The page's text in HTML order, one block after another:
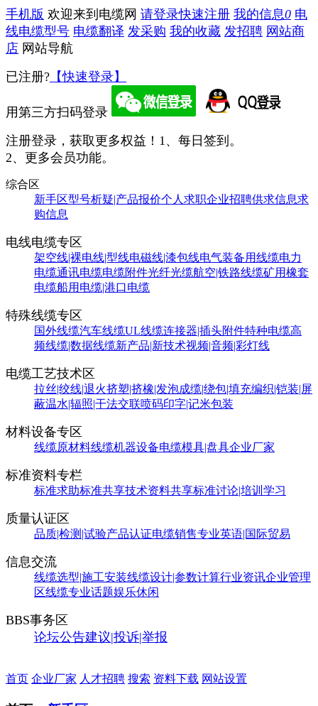
手机版 欢迎来到电缆网 请登录快速注册 我的信息0 电
线电缆型号 电缆翻译 发采购 我的收藏 发招聘 网站商
店 网站导航
已注册? 【快速登录】
用第三方扫码登录
注册登录，获取更多权益！ 1、每日签到。
2、更多会员功能。
综合区
新手区型号析疑|产品报价个人求职企业招聘供求信息求
购信息
电线电缆专区
架空线|裸电线|型线电磁线|漆包线电气装备用线缆电力
电缆通讯电缆电缆附件光纤光缆航空|铁路线缆矿用橡套
电缆船用电缆|港口电缆
特殊线缆专区
国外线缆汽车线缆UL线缆连接器|插头附件特种电缆高
频线缆|数据线缆新产品|新技术视频|音频|彩灯线
电缆工艺技术区
拉丝|绞线|退火挤塑|挤橡|发泡成缆|绕包|填充编织|铠装|屏
蔽温水|辐照|干法交联喷码印字|记米包装
材料设备专区
线缆原材料线缆机器设备电缆模具|盘具企业厂家
标准资料专栏
标准求助标准共享技术资料共享标准讨论|培训学习
质量认证区
品质|检测|试验产品认证电缆销售专业英语|国际贸易
信息交流
线缆选型|施工安装线缆设计|参数计算行业资讯企业管理
区线缆专业话题娱乐休闲
BBS事务区
论坛公告建议|投诉|举报
首页 企业厂家 人才招聘 搜索 资料下载 网站设置